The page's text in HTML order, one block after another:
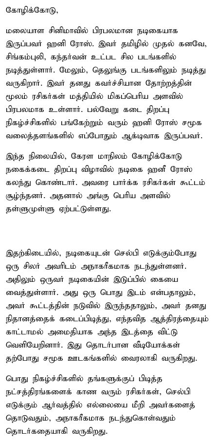
கோழிக்கோடு,
மலையாள சினிமாவில் பிரபலமான நடிகையாக
இருப்பவர் ஹனி ரோஸ். இவர் தமிழில் முதல் கனவே,
சிங்கம்புலி, கந்தர்வன் உட்பட சில படங்களில்
நடித்துள்ளார். மேலும், தெலுங்கு படங்களிலும் நடித்து
வருகிறார். இவர் தனது கவர்ச்சியான தோற்றத்தின்
மூலம் ரசிகர்கள் மத்தியில் மிகப்பெரிய அளவில்
பிரபலமாக உள்ளார். பல்வேறு கடை திறப்பு
நிகழ்ச்சிகளில் பங்கேற்றும் வரும் ஹனி ரோஸ் சமூக
வலைத்தளங்களில் எப்போதும் ஆக்டிவாக இருப்பவர்.
இந்த நிலையில், கேரள மாநிலம் கோழிக்கோடு
நகைக்கடை திறப்பு விழாவில் நடிகை ஹனீ ரோஸ்
கலந்து கொண்டார். அவரை பார்க்க ரசிகர்கள் கூட்டம்
சூழ்ந்தனர். அதனால் அங்கு பெரிய அளவில்
தள்ளுமுள்ளு ஏற்பட்டுள்ளது.
இதற்கிடையில், நடிகையுடன் செல்பி எடுக்கும்போது
ஒரு சிலர் அவரிடம் அநாகரீகமாக நடந்துள்ளனர்.
அதிலும் ஒருவர் நடிகையின் இடுப்பில் கையை
வைத்துள்ளார். அது ஒரு பொது இடம் என்பதாலும்,
அவர் கூட்டத்தின் நடுவில் இருந்ததாலும், அவர் தனது
நிதானத்தைக் கடைப்பிடித்து, எந்தவித ஆத்திரத்தையும்
காட்டாமல் அமைதியாக அந்த இடத்தை விட்டு
வெளியேறினார். இது தொடர்பான வீடியோக்கள்
தற்போது சமூக ஊடகங்களில் வைரலாகி வருகிறது.
பொது நிகழ்ச்சிகளில் தங்களுக்குப் பிடித்த
நட்சத்திரங்களைக் காண வரும் ரசிகர்கள், செல்பி
எடுக்கும் ஆர்வத்தில் எல்லையை மீறி அவர்களைத்
தொடுவதும், அநாகரீகமாக நடந்துகொள்வதும்
தொடர்கதையாகி வருகிறது.